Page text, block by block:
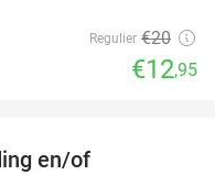
Regulier €20
€12,95
en/of